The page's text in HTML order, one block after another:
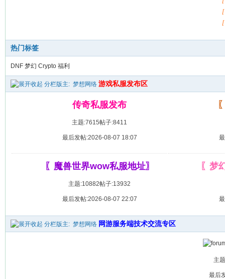
热门标签
DNF 梦幻 Crypto 福利
分栏版主: 梦想网络 游戏私服发布区
传奇私服发布
主题:7615帖子:8411
最后发帖:2026-08-07 18:07
〖魔兽世界wow私服地址〗
主题:10882帖子:13932
最后发帖:2026-08-07 22:07
〖梦
分栏版主: 梦想网络 网游服务端技术交流专区
主
最后